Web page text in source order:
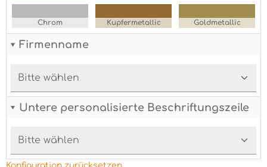
Chrom Kupfermetallic Goldmetallic
Firmenname
Untere personalisierte Beschriftungszeile